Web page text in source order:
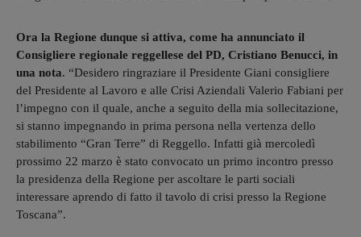
Ora la Regione dunque si attiva, come ha annunciato il
Consigliere regionale reggellese del PD, Cristiano Benucci, in
una nota. “Desidero ringraziare il Presidente Giani consigliere
del Presidente al Lavoro e alle Crisi Aziendali Valerio Fabiani per
l’impegno con il quale, anche a seguito della mia sollecitazione,
si stanno impegnando in prima persona nella vertenza dello
stabilimento “Gran Terre” di Reggello. Infatti già mercoledì
prossimo 22 marzo è stato convocato un primo incontro presso
la presidenza della Regione per ascoltare le parti sociali
interessare aprendo di fatto il tavolo di crisi presso la Regione
Toscana”.